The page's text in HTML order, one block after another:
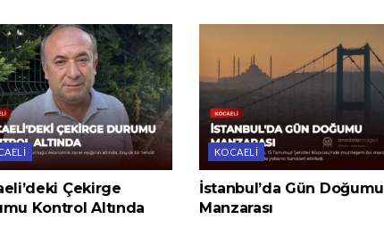
Çekirge
Kontrol Altında
KOCAELI
İstanbul’da Gün Doğumu
Manzarası